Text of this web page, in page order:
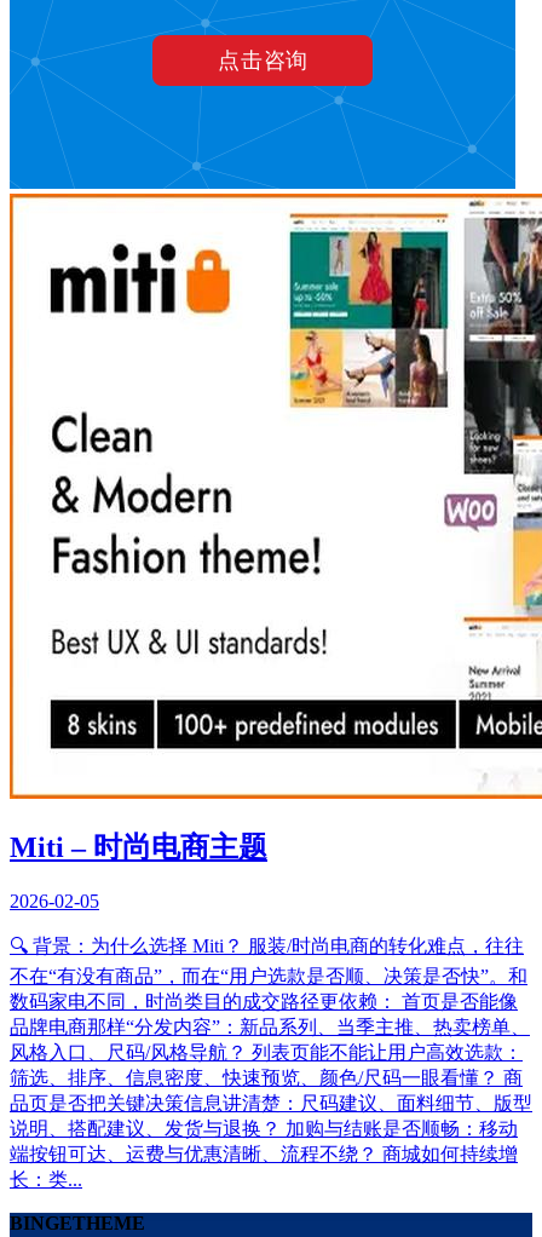
Miti – 时尚电商主题
2026-02-05
🔍 背景：为什么选择 Miti？ 服装/时尚电商的转化难点，往往
不在“有没有商品”，而在“用户选款是否顺、决策是否快”。和
数码家电不同，时尚类目的成交路径更依赖： 首页是否能像
品牌电商那样“分发内容”：新品系列、当季主推、热卖榜单、
风格入口、尺码/风格导航？ 列表页能不能让用户高效选款：
筛选、排序、信息密度、快速预览、颜色/尺码一眼看懂？ 商
品页是否把关键决策信息讲清楚：尺码建议、面料细节、版型
说明、搭配建议、发货与退换？ 加购与结账是否顺畅：移动
端按钮可达、运费与优惠清晰、流程不绕？ 商城如何持续增
长：类...
BINGETHEME